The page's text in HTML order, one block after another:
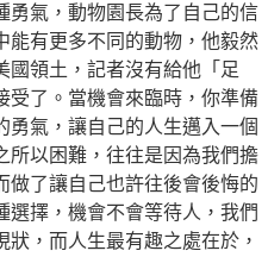
勇氣，動物園長為了自己的信
能有更多不同的動物，他毅然
國領土，記者沒有給他「足
受了。當機會來臨時，你準備
勇氣，讓自己的人生邁入一個
所以困難，往往是因為我們擔
做了讓自己也許往後會後悔的
選擇，機會不會等待人，我們
，而人生最有趣之處在於，